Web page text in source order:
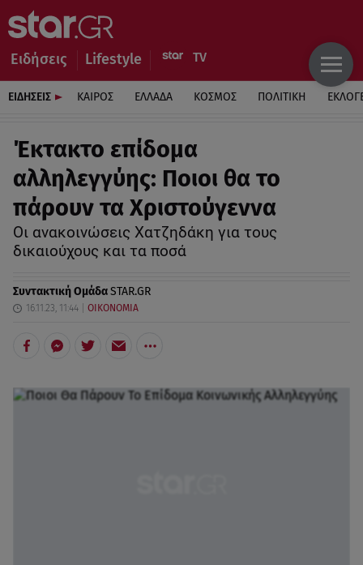
Ειδήσεις Lifestyle
ΕΙΔΗΣΕΙΣ ΚΑΙΡΟΣ ΕΛΛΑΔΑ ΚΟΣΜΟΣ ΠΟΛΙΤΙΚΗ
Έκτακτο επίδομα
αλληλεγγύης: Ποιοι θα το
πάρουν τα Χριστούγεννα
Οι ανακοινώσεις Χατζηδάκη για τους
δικαιούχους και τα ποσά
Συντακτική ΟμάδαSTAR.GR
16.11.23, 11:44 ΟΙΚΟΝΟΜΙΑ